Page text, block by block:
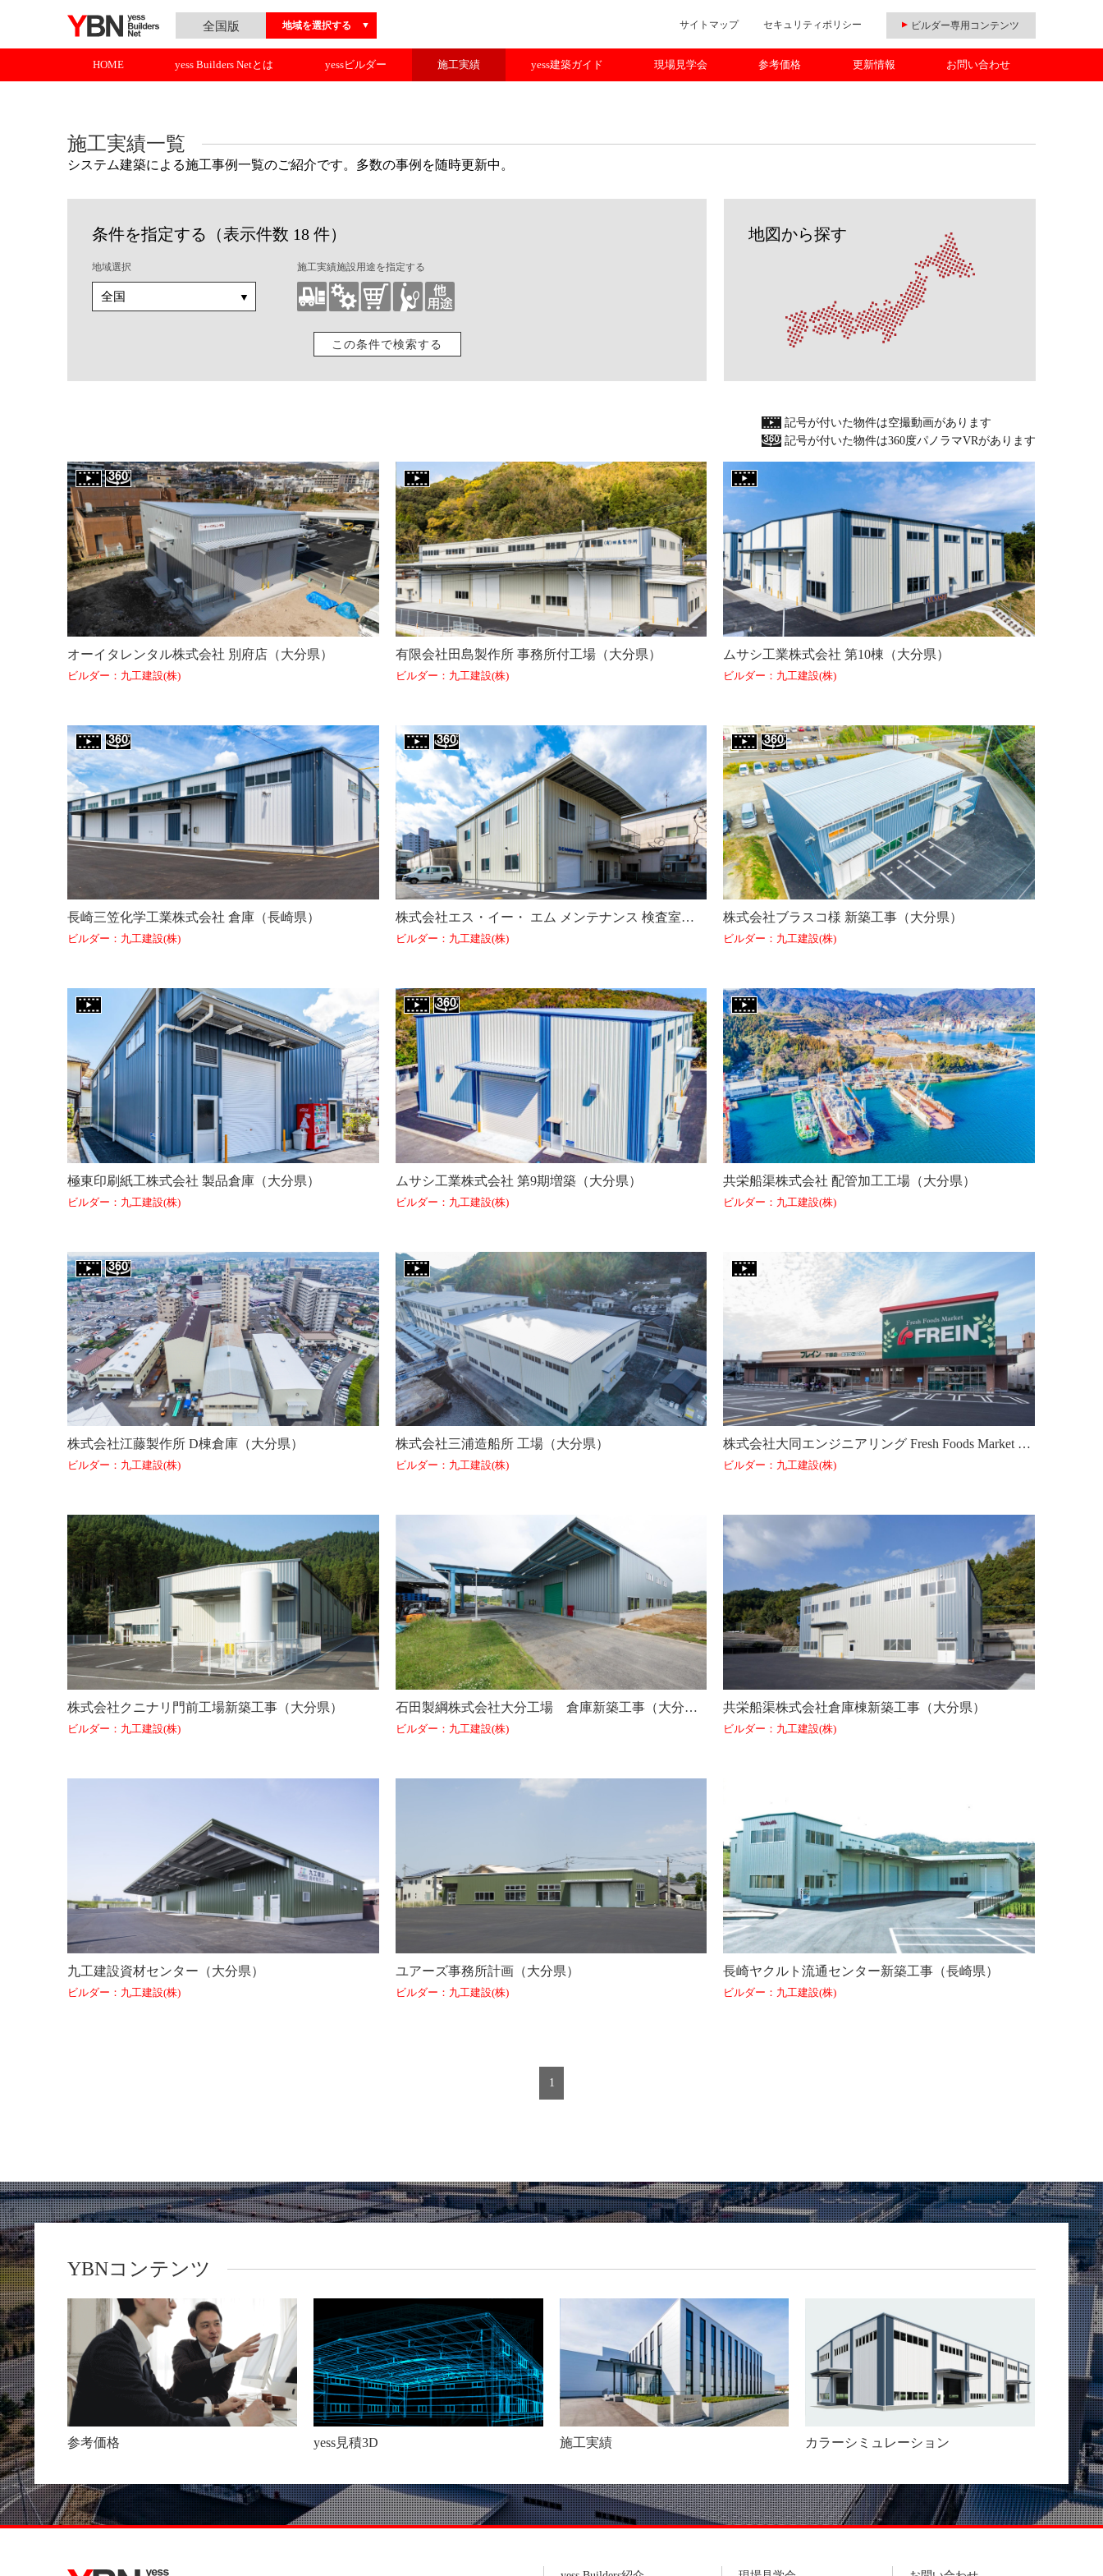
全国版 地域を選択する サイトマップ セキュリティポリシー ビルダー専用コンテンツ
HOME yess Builders Netとは yessビルダー 施工実績 yess建築ガイド 現場見学会 参考価格 更新情報 お問い合わせ
施工実績一覧
システム建築による施工事例一覧のご紹介です。多数の事例を随時更新中。
条件を指定する（表示件数 18 件）
地域選択 施工実績施設用途を指定する
この条件で検索する
地図から探す
記号が付いた物件は空撮動画があります
記号が付いた物件は360度パノラマVRがあります
オーイタレンタル株式会社 別府店（大分県）
ビルダー：九工建設(株)
有限会社田島製作所 事務所付工場（大分県）
ビルダー：九工建設(株)
ムサシ工業株式会社 第10棟（大分県）
ビルダー：九工建設(株)
長崎三笠化学工業株式会社 倉庫（長崎県）
ビルダー：九工建設(株)
株式会社エス・イー・ エム メンテナンス 検査室及び倉庫新築工事（大分県）
ビルダー：九工建設(株)
株式会社ブラスコ様 新築工事（大分県）
ビルダー：九工建設(株)
極東印刷紙工株式会社 製品倉庫（大分県）
ビルダー：九工建設(株)
ムサシ工業株式会社 第9期増築（大分県）
ビルダー：九工建設(株)
共栄船渠株式会社 配管加工工場（大分県）
ビルダー：九工建設(株)
株式会社江藤製作所 D棟倉庫（大分県）
ビルダー：九工建設(株)
株式会社三浦造船所 工場（大分県）
ビルダー：九工建設(株)
株式会社大同エンジニアリング Fresh Foods Market FREIN 下郡店（大分県）
ビルダー：九工建設(株)
株式会社クニナリ門前工場新築工事（大分県）
ビルダー：九工建設(株)
石田製綱株式会社大分工場 倉庫新築工事（大分県）
ビルダー：九工建設(株)
共栄船渠株式会社倉庫棟新築工事（大分県）
ビルダー：九工建設(株)
九工建設資材センター（大分県）
ビルダー：九工建設(株)
ユアーズ事務所計画（大分県）
ビルダー：九工建設(株)
長崎ヤクルト流通センター新築工事（長崎県）
ビルダー：九工建設(株)
1
YBNコンテンツ
参考価格 yess見積3D 施工実績 カラーシミュレーション